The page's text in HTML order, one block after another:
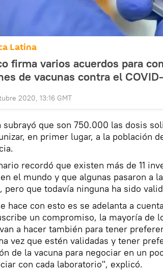
Latina
firma varios acuerdos para
de vacunas contra el
2020, 13:16 GMT
subrayó que son 750.000 las dosis
en primer lugar, a la población
recordó que existen más de 11
el mundo y que algunas pasaron a
pero que todavía ninguna ha sido
hace con esto es se adelanta a
un compromiso, la mayoría de
a hacer también para tener
vez que estén validadas y tener
de la vacuna para negociar en un
con cada laboratorio", explicó.